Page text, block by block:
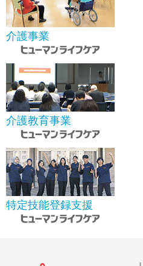
介護事業
介護教育事業
特定技能登録支援